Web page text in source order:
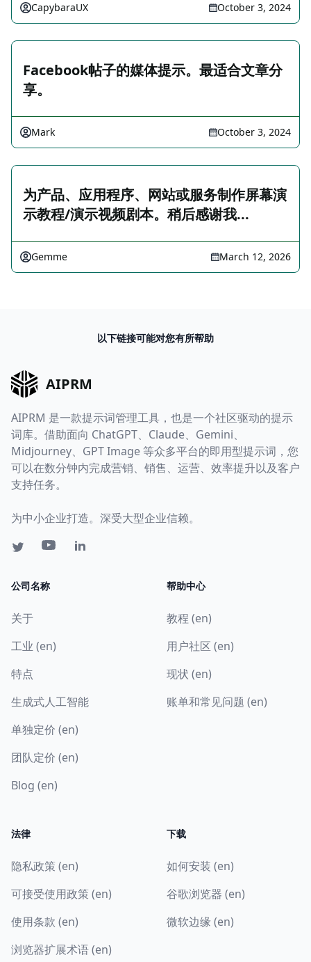
CapybaraUX October 3, 2024
Facebook帖子的媒体提示。最适合文章分
享。
Mark October 3, 2024
为产品、应用程序、网站或服务制作屏幕演
示教程/演示视频剧本。稍后感谢我...
Gemme March 12, 2026
以下链接可能对您有所帮助
AIPRM
AIPRM 是一款提示词管理工具，也是一个社区驱动的提示
词库。借助面向 ChatGPT、Claude、Gemini、
Midjourney、GPT Image 等众多平台的即用型提示词，您
可以在数分钟内完成营销、销售、运营、效率提升以及客户
支持任务。
为中小企业打造。深受大型企业信赖。
公司名称
关于
工业 (en)
特点
生成式人工智能
单独定价 (en)
团队定价 (en)
Blog (en)
帮助中心
教程 (en)
用户社区 (en)
现状 (en)
账单和常见问题 (en)
法律
隐私政策 (en)
可接受使用政策 (en)
使用条款 (en)
浏览器扩展术语 (en)
下载
如何安装 (en)
谷歌浏览器 (en)
微软边缘 (en)